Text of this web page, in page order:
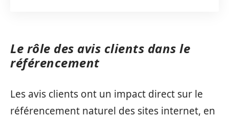
Le rôle des avis clients dans le
référencement
Les avis clients ont un impact direct sur le
référencement naturel des sites internet, en